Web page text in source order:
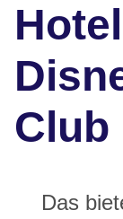
Club
Das